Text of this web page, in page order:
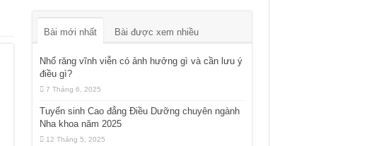
Bài mới nhất Bài được xem nhiều
Nhổ răng vĩnh viễn có ảnh hưởng gì và cần lưu ý
điều gì?
7 Tháng 6, 2025
Tuyển sinh Cao đẳng Điều Dưỡng chuyên ngành
Nha khoa năm 2025
12 Tháng 5, 2025